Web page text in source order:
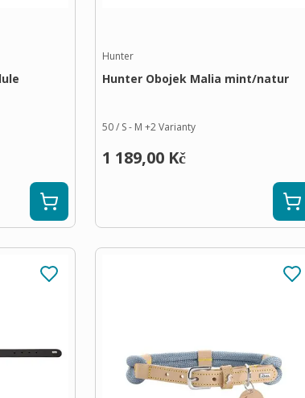
Hunter
Hunter Obojek Malia mint/natur
50 / S - M +2Varianty
1 189,00 Kč